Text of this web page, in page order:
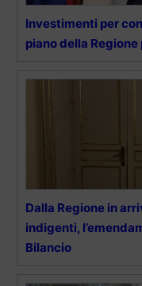
Investimenti per
piano della
Dalla Regione in
indigenti,
Bilancio